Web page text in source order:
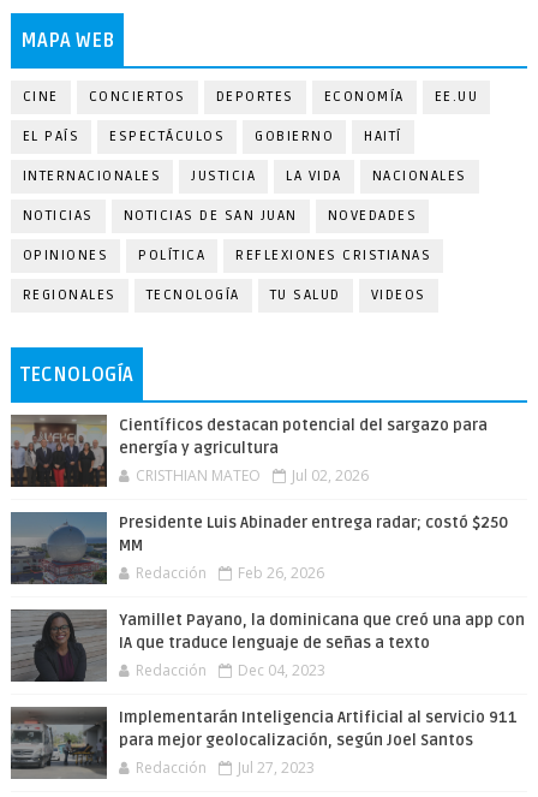
MAPA WEB
CINE CONCIERTOS DEPORTES ECONOMÍA EE.UU
EL PAÍS ESPECTÁCULOS GOBIERNO HAITÍ
INTERNACIONALES JUSTICIA LA VIDA NACIONALES
NOTICIAS NOTICIAS DE SAN JUAN NOVEDADES
OPINIONES POLÍTICA REFLEXIONES CRISTIANAS
REGIONALES TECNOLOGÍA TU SALUD VIDEOS
TECNOLOGÍA
Científicos destacan potencial del sargazo para
energía y agricultura
CRISTHIAN MATEO Jul 02, 2026
Presidente Luis Abinader entrega radar; costó $250
MM
Redacción Feb 26, 2026
Yamillet Payano, la dominicana que creó una app con
IA que traduce lenguaje de señas a texto
Redacción Dec 04, 2023
Implementarán Inteligencia Artificial al servicio 911
para mejor geolocalización, según Joel Santos
Redacción Jul 27, 2023